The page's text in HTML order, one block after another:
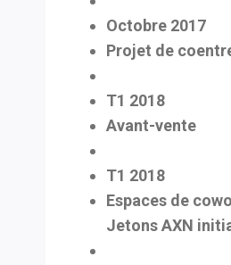
Octobre 2017
Projet de
T1 2018
Avant-vente
T1 2018
Espaces de
Jetons AXN